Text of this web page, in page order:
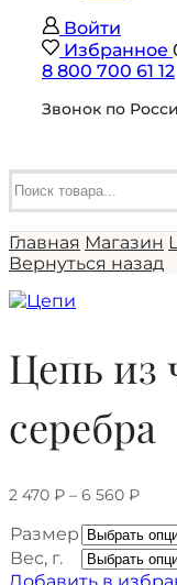
Войти
Избранное
8 800 700 61 12
Звонок по
Главная Магазин
Вернуться назад
Цепь из
серебра
2 470 ₽ – 6 560 ₽
Размер
Вес, г.